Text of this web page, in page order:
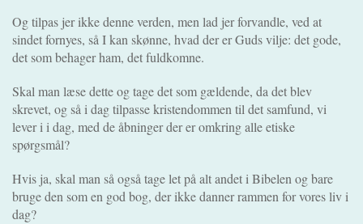
Og tilpas jer ikke denne verden, men lad jer forvandle, ved at
sindet fornyes, så I kan skønne, hvad der er Guds vilje: det gode,
det som behager ham, det fuldkomne.
Skal man læse dette og tage det som gældende, da det blev
skrevet, og så i dag tilpasse kristendommen til det samfund, vi
lever i i dag, med de åbninger der er omkring alle etiske
spørgsmål?
Hvis ja, skal man så også tage let på alt andet i Bibelen og bare
bruge den som en god bog, der ikke danner rammen for vores liv i
dag?